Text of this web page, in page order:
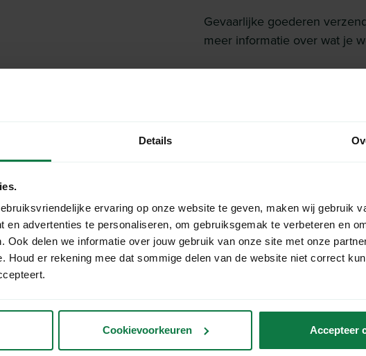
Details
ervaring op onze website te geven, maken wij gebruik
en advertenties te personaliseren, om gebruiksgemak te verbeteren en
Ook delen we informatie over jouw gebruik van onze site met onze
Houd er rekening mee dat sommige delen van de website niet correct
Cookievoorkeuren Accepteer
Gevaarlijke goederen
meer informatie over wat je
van je
de dag waarop jij
vervoerder is,
3. Retouraanvraag
Stuur een e-mail naar
“Retouraanvraag